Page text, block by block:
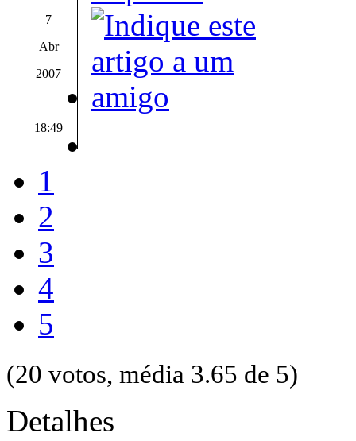
7
Abr
2007
18:49
1
2
3
4
5
(20 votos, média 3.65 de 5)
Detalhes